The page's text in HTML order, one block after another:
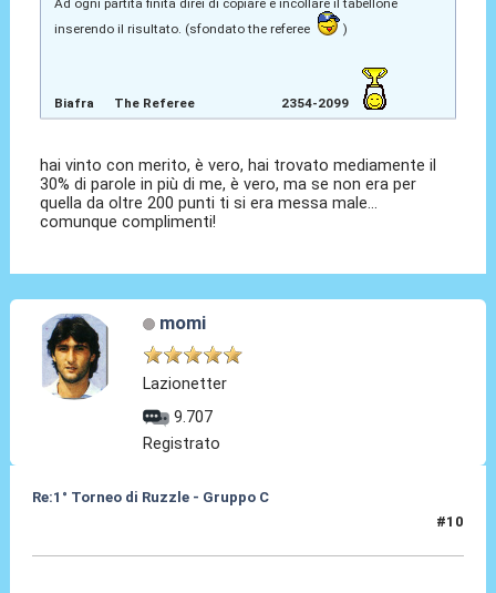
Ad ogni partita finita direi di copiare e incollare il tabellone
inserendo il risultato. (sfondato the referee
)
Biafra The Referee 2354-2099
hai vinto con merito, è vero, hai trovato mediamente il
30% di parole in più di me, è vero, ma se non era per
quella da oltre 200 punti ti si era messa male...
comunque complimenti!
momi
Lazionetter
9.707
Registrato
Re:1° Torneo di Ruzzle - Gruppo C
#10